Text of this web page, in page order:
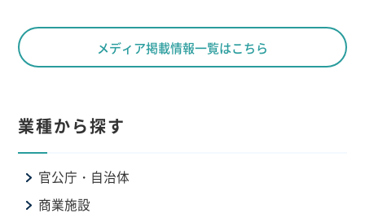
メディア掲載情報一覧はこちら
業種から探す
官公庁・自治体
商業施設